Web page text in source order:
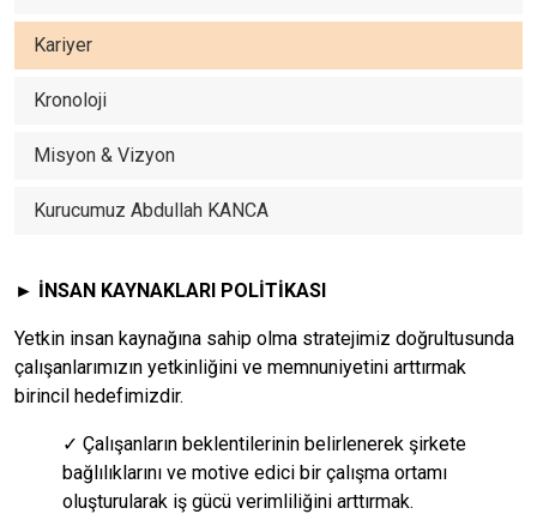
Kariyer
Kronoloji
Misyon & Vizyon
Kurucumuz Abdullah KANCA
► İNSAN KAYNAKLARI POLİTİKASI
Yetkin insan kaynağına sahip olma stratejimiz doğrultusunda
çalışanlarımızın yetkinliğini ve memnuniyetini arttırmak
birincil hedefimizdir.
✓ Çalışanların beklentilerinin belirlenerek şirkete
bağlılıklarını ve motive edici bir çalışma ortamı
oluşturularak iş gücü verimliliğini arttırmak.